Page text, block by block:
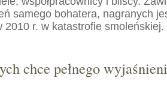
samego bohatera, nagranych
2010 r. w katastrofie smoleńskiej.
chce pełnego